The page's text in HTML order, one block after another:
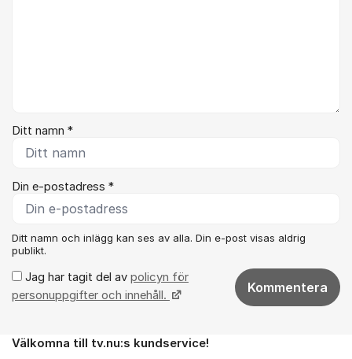
Ditt namn *
Din e-postadress *
Ditt namn och inlägg kan ses av alla. Din e-post visas aldrig
publikt.
Jag har tagit del av policyn för
personuppgifter och innehåll.
Kommentera
Om forumet
Välkomna till tv.nu:s kundservice!